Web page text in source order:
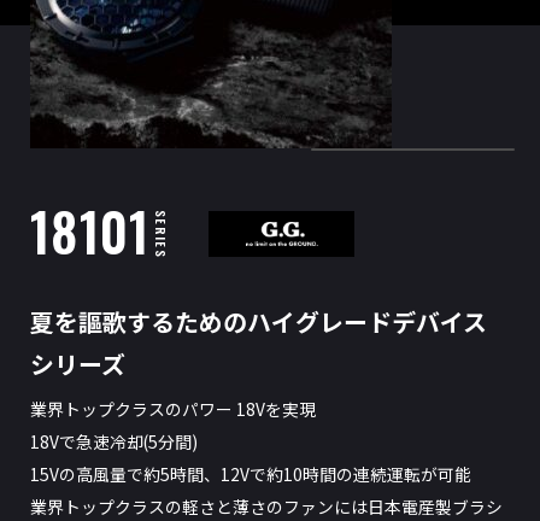
18101 SERIES
夏を謳歌するためのハイグレードデバイス
シリーズ
業界トップクラスのパワー 18Vを実現
18Vで急速冷却(5分間)
15Vの高風量で約5時間、12Vで約10時間の連続運転が可能
業界トップクラスの軽さと薄さのファンには日本電産製ブラシ